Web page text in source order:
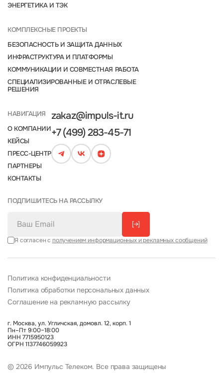
ЭНЕРГЕТИКА И ТЭК
НАВИГАЦИЯ
О КОМПАНИИ
КЕЙСЫ
ПРЕСС-ЦЕНТР
ПАРТНЕРЫ
КОНТАКТЫ
zakaz@impuls-it.ru
+7 (499) 283-45-71
КОМПЛЕКСНЫЕ ПРОЕКТЫ
БЕЗОПАСНОСТЬ И ЗАЩИТА ДАННЫХ
ИНФРАСТРУКТУРА И ПЛАТФОРМЫ
КОММУНИКАЦИИ И СОВМЕСТНАЯ РАБОТА
СПЕЦИАЛИЗИРОВАННЫЕ И ОТРАСЛЕВЫЕ
РЕШЕНИЯ
ПОДПИШИТЕСЬ НА РАССЫЛКУ
[→]
Я согласен с получением информационных и рекламных сообщений
Политика конфиденциальности
Политика обработки персональных данных
Соглашение на рекламную рассылку
г. Москва, ул. Угличская, домовл. 12, корп. 1
Пн–Пт 9:00–18:00
ИНН 7715950123
ОГРН 1137746059923
© 2026 Импульс Телеком. Все права защищены